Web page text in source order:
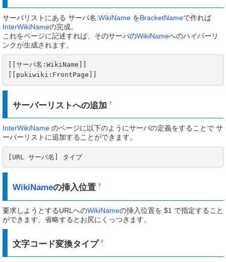
サーバリストにある サーバ名:WikiName をBracketNameで作れば
InterWikiNameの完成。
これをページに記述すれば、そのサーバのWikiNameへのハイパーリ
ンクが生成されます。
[[サーバ名:WikiName]]
[[pukiwiki:FrontPage]]
サーバーリストへの追加†
InterWikiName のページに以下のようにサーバの定義をすることで サ
ーバーリストに追加することができます。
[URL サーバ名] タイプ
WikiNameの挿入位置†
要求しようとするURLへのWikiNameの挿入位置を $1 で指定すること
ができます。省略するとお尻にくっつきます。
文字コード変換タイプ†